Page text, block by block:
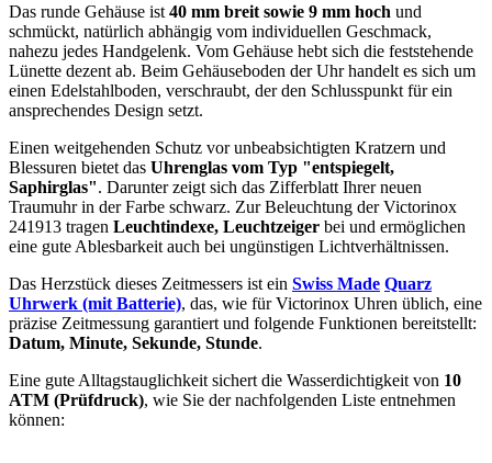
Das runde Gehäuse ist 40 mm breit sowie 9 mm hoch und
schmückt, natürlich abhängig vom individuellen Geschmack,
nahezu jedes Handgelenk. Vom Gehäuse hebt sich die feststehende
Lünette dezent ab. Beim Gehäuseboden der Uhr handelt es sich um
einen Edelstahlboden, verschraubt, der den Schlusspunkt für ein
ansprechendes Design setzt.
Einen weitgehenden Schutz vor unbeabsichtigten Kratzern und
Blessuren bietet das Uhrenglas vom Typ "entspiegelt,
Saphirglas". Darunter zeigt sich das Zifferblatt Ihrer neuen
Traumuhr in der Farbe schwarz. Zur Beleuchtung der Victorinox
241913 tragen Leuchtindexe, Leuchtzeiger bei und ermöglichen
eine gute Ablesbarkeit auch bei ungünstigen Lichtverhältnissen.
Das Herzstück dieses Zeitmessers ist ein Swiss Made Quarz
Uhrwerk (mit Batterie), das, wie für Victorinox Uhren üblich, eine
präzise Zeitmessung garantiert und folgende Funktionen bereitstellt:
Datum, Minute, Sekunde, Stunde.
Eine gute Alltagstauglichkeit sichert die Wasserdichtigkeit von 10
ATM (Prüfdruck), wie Sie der nachfolgenden Liste entnehmen
können: